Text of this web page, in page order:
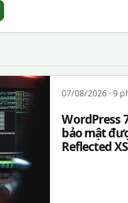
07/08/2026 · 9
WordPress
bảo mật
Reflected